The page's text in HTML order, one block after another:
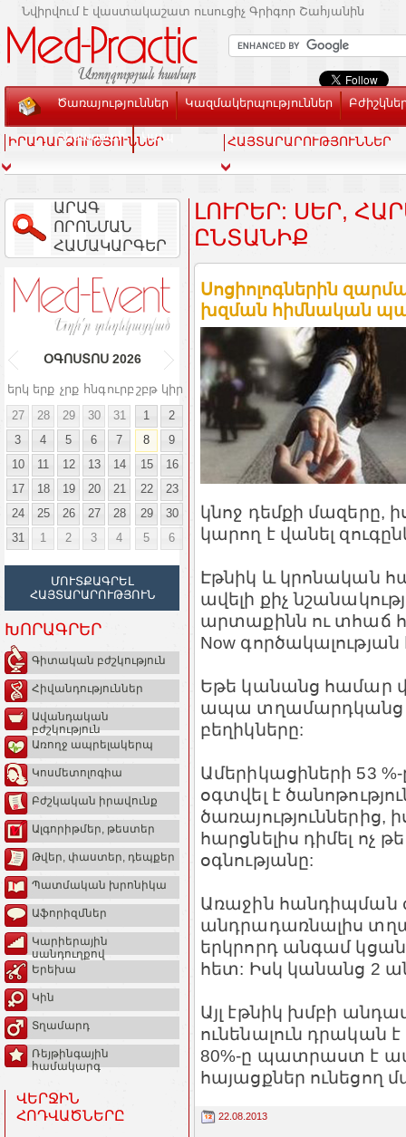
Նվիրվում է վաստակաշատ ուսուցիչ Գրիգոր Շահյանին
Ծառայություններ Կազմակերպություններ
Տեսասրահ Կապ
ԻՐԱԴԱՐՁՈՒԹՅՈՒՆՆԵՐ ՀԱՅՏԱՐԱՐՈՒԹՅՈՒՆՆԵՐ
ԱՐԱԳ
ՈՐՈՆՄԱՆ
ՀԱՄԱԿԱՐԳԵՐ
ՕԳՈՍՏՈՍ 2026
երկ երք չրք հնգուրբ շբթ կիր
27
28 29 30 31 1
2
3
4 5 6 7 8
9
10
11 12 13 14 15
16
17
18 19 20 21 22
23
24
25 26 27 28 29
30
31
1 2 3 4 5 6
ՄՈՒՏՔԱԳՐԵԼ
ՀԱՅՏԱՐԱՐՈՒԹՅՈՒՆ
ԽՈՐԱԳՐԵՐ
Գիտական բժշկություն
Հիվանդություններ
Ավանդական
բժշկություն
Առողջ ապրելակերպ
Կոսմետոլոգիա
Բժշկական իրավունք
Ալգորիթմեր, թեստեր
Թվեր, փաստեր, դեպքեր
Պատմական խրոնիկա
Աֆորիզմներ
Կարիերային
սանդուղքով
Երեխա
Կին
Տղամարդ
Ռեյթինգային
համակարգ
ՎԵՐՋԻՆ
ՀՈԴՎԱԾՆԵՐԸ
ԼՈՒՐԵՐ: ՍԵՐ,
ԸՆՏԱՆԻՔ
Սոցիոլոգներին
խզման հիմնական
կնոջ դեմքի մազերը,
կարող է վանել
Էթնիկ և կրոնական
ավելի քիչ
արտաքինն ու տհաճ
Now գործակալության
Եթե կանանց համար
ապա տղամարդկանց
բեղիկները:
Ամերիկացիների 53
օգտվել է
ծառայություններից,
հարցնելիս դիմել ոչ
օգնությանը:
Առաջին հանդիպման
անդրադառնալիս
երկրորդ անգամ
հետ: Իսկ կանանց 2
Այլ էթնիկ խմբի
ունենալուն դրական
80%-ը պատրաստ է
հայացքներ ունեցող
22.08.2013